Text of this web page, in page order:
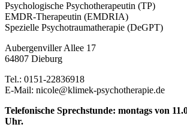
Psychologische Psychotherapeutin (TP)
EMDR-Therapeutin (EMDRIA)
Spezielle Psychotraumatherapie (DeGPT)
Aubergenviller Allee 17
64807 Dieburg
Tel.: 0151-22836918
E-Mail: nicole@klimek-psychotherapie.de
Telefonische Sprechstunde: montags von
Uhr.